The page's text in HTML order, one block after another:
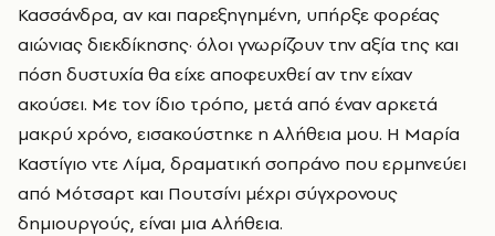
Κασσάνδρα, αν και παρεξηγημένη, υπήρξε φορέας
αιώνιας διεκδίκησης· όλοι γνωρίζουν την αξία της και
πόση δυστυχία θα είχε αποφευχθεί αν την είχαν
ακούσει. Με τον ίδιο τρόπο, μετά από έναν αρκετά
μακρύ χρόνο, εισακούστηκε η Αλήθεια μου. Η Μαρία
Καστίγιο ντε Λίμα, δραματική σοπράνο που ερμηνεύει
από Μότσαρτ και Πουτσίνι μέχρι σύγχρονους
δημιουργούς, είναι μια Αλήθεια.